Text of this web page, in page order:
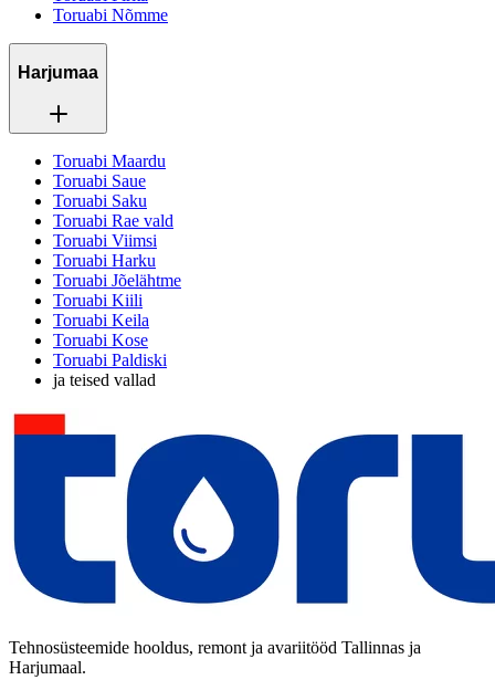
Toruabi Nõmme
Harjumaa
Toruabi Maardu
Toruabi Saue
Toruabi Saku
Toruabi Rae vald
Toruabi Viimsi
Toruabi Harku
Toruabi Jõelähtme
Toruabi Kiili
Toruabi Keila
Toruabi Kose
Toruabi Paldiski
ja teised vallad
Tehnosüsteemide hooldus, remont ja avariitööd Tallinnas ja
Harjumaal.